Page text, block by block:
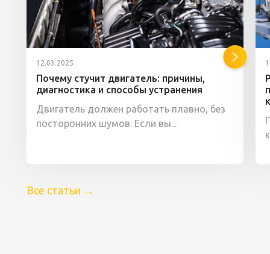
12.03.2025
Почему стучит двигатель: причины,
диагностика и способы устранения
Двигатель должен работать плавно, без
посторонних шумов. Если вы...
Все статьи →